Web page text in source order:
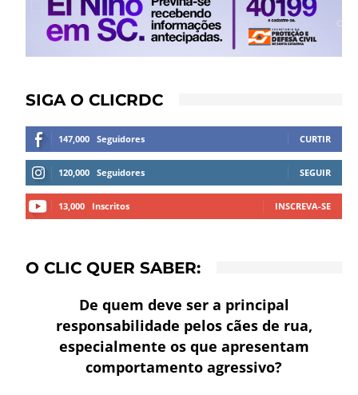
SIGA O CLICRDC
147,000 Seguidores CURTIR
120,000 Seguidores SEGUIR
13,000 Inscritos INSCREVA-SE
O CLIC QUER SABER:
De quem deve ser a principal
responsabilidade pelos cães de rua,
especialmente os que apresentam
comportamento agressivo?